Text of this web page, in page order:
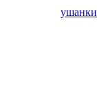
ушанки